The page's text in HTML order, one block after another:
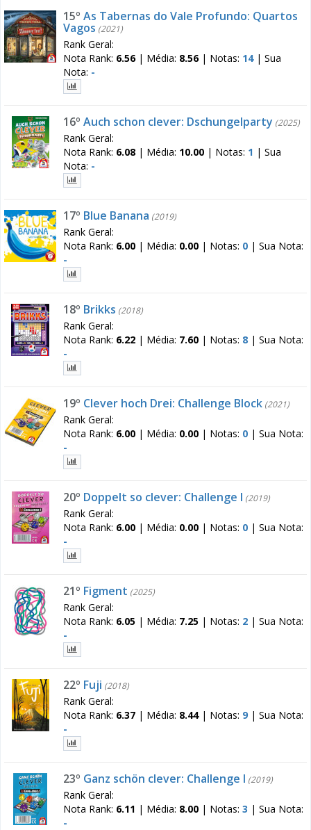
15º As Tabernas do Vale Profundo: Quartos
Vagos (2021)
Rank Geral:
Nota Rank: 6.56| Média: 8.56| Notas: 14| Sua
Nota: -
16º Auch schon clever: Dschungelparty (2025)
Rank Geral:
Nota Rank: 6.08 | Média: 10.00 | Notas: 1 | Sua
Nota: -
17º Blue Banana (2019)
Rank Geral:
Nota Rank: 6.00 | Média: 0.00 | Notas: 0 | Sua Nota:
-
18º Brikks (2018)
Rank Geral:
Nota Rank: 6.22 | Média: 7.60 | Notas: 8 | Sua Nota:
-
19º Clever hoch Drei: Challenge Block (2021)
Rank Geral:
Nota Rank: 6.00 | Média: 0.00 | Notas: 0 | Sua Nota:
-
20º Doppelt so clever: Challenge I (2019)
Rank Geral:
Nota Rank: 6.00 | Média: 0.00 | Notas: 0 | Sua Nota:
-
21º Figment (2025)
Rank Geral:
Nota Rank: 6.05 | Média: 7.25 | Notas: 2 | Sua Nota:
-
22º Fuji (2018)
Rank Geral:
Nota Rank: 6.37 | Média: 8.44| Notas: 9 | Sua Nota:
-
23º Ganz schön clever: Challenge I (2019)
Rank Geral:
Nota Rank: 6.11 | Média: 8.00 | Notas: 3 | Sua Nota:
-